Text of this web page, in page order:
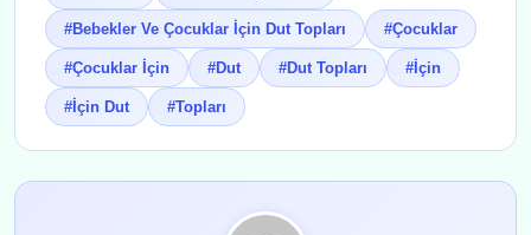
#Bebekler Ve Çocuklar İçin Dut Topları #Çocuklar
#Çocuklar İçin #Dut #Dut Topları #İçin
#İçin Dut #Topları